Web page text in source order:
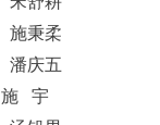
施秉柔
潘庆五
施
宇